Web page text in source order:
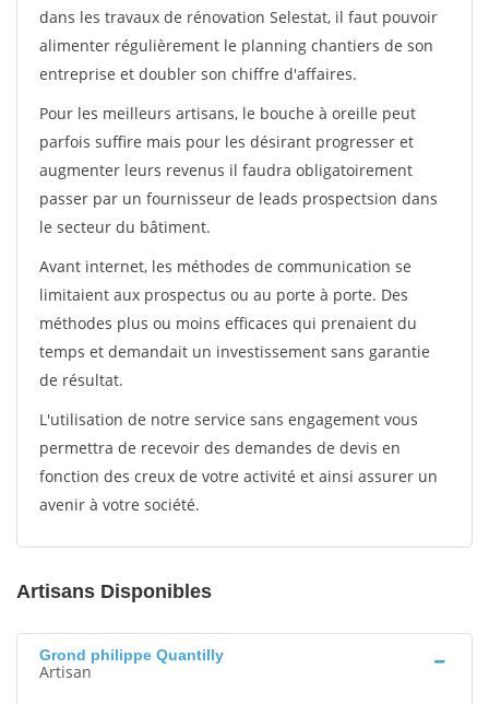
dans les travaux de rénovation Selestat, il faut pouvoir
alimenter régulièrement le planning chantiers de son
entreprise et doubler son chiffre d'affaires.
Pour les meilleurs artisans, le bouche à oreille peut
parfois suffire mais pour les désirant progresser et
augmenter leurs revenus il faudra obligatoirement
passer par un fournisseur de leads prospectsion dans
le secteur du bâtiment.
Avant internet, les méthodes de communication se
limitaient aux prospectus ou au porte à porte. Des
méthodes plus ou moins efficaces qui prenaient du
temps et demandait un investissement sans garantie
de résultat.
L'utilisation de notre service sans engagement vous
permettra de recevoir des demandes de devis en
fonction des creux de votre activité et ainsi assurer un
avenir à votre société.
Artisans Disponibles
Grond philippe Quantilly
Artisan